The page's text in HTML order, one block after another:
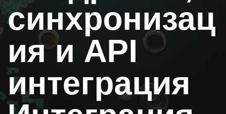
синхронизац
ия и API
интеграция